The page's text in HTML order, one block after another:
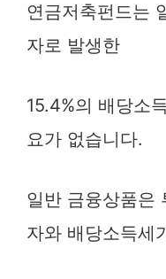
연금저축펀드는
자로 발생한
15.4%의 배당소
요가 없습니다.
일반 금융상품은
자와 배당소득세